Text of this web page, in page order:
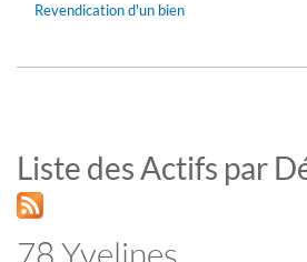
Revendication d'un bien
Liste des Actifs par
78 Yvelines